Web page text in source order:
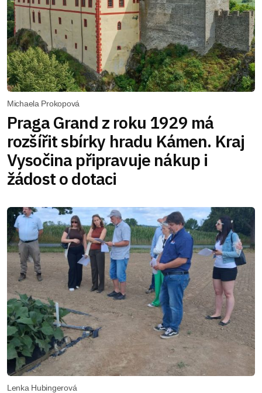
Michaela Prokopová
Praga Grand z roku 1929 má
rozšířit sbírky hradu Kámen. Kraj
Vysočina připravuje nákup i
žádost o dotaci
Lenka Hubingerová